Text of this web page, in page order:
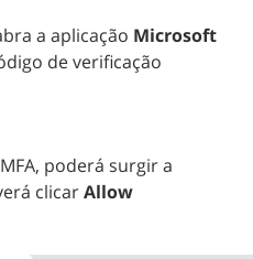
a aplicação Microsoft
de verificação
poderá surgir a
clicarAllow